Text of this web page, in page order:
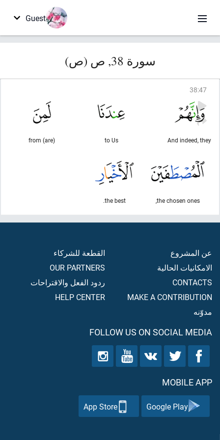
Guest
سورة 38, ص (ص)
38:47
And indeed, they
to Us
(are) from
the chosen ones,
the best.
عن المشروع
الامكانيات الحالية
CONTACTS
MAKE A CONTRIBUTION
مدوّنه
القطعة للشركاء
OUR PARTNERS
ردود الفعل والاقتراحات
HELP CENTER
FOLLOW US ON SOCIAL MEDIA
MOBILE APP
Google Play
App Store